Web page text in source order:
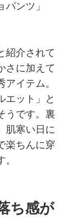
パンツ」
紹介されて
さに加えて
イテム。
エット」と
うです。裏
肌寒い日に
楽ちんに穿
ち感が